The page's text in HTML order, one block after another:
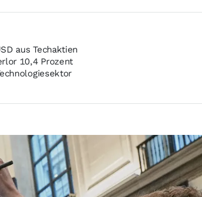
aus Techaktien
10,4 Prozent